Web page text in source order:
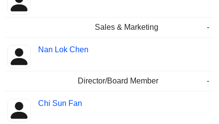
Sales & Marketing -
Nan Lok Chen
Director/Board Member -
Chi Sun Fan